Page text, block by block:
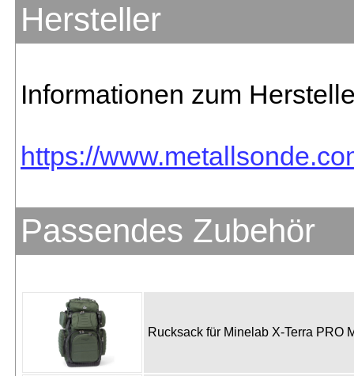
Hersteller
Informationen zum
https://
Passendes Zubehör
Rucksack für Minelab X-Terra PRO